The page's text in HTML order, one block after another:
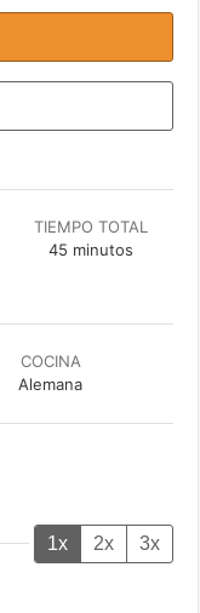
TIEMPO TOTAL
45 minutos
minutos
COCINA
Alemana
1x 2x 3x